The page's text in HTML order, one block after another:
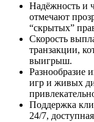
Надёжность и
отмечают
“скрытых”
Скорость
транзакции,
выигрыш.
Разнообразие
игр и живых
Поддержка
24/7,